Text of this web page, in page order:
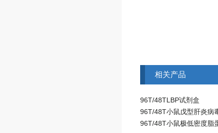
相关产品
96T/48TLBP试剂盒